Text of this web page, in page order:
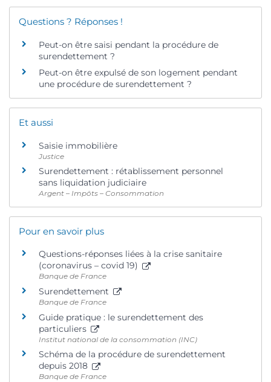
Questions ? Réponses !
Peut-on être saisi pendant la procédure de
surendettement ?
Peut-on être expulsé de son logement pendant
une procédure de surendettement ?
Et aussi
Saisie immobilière
Justice
Surendettement : rétablissement personnel
sans liquidation judiciaire
Argent – Impôts – Consommation
Pour en savoir plus
Questions-réponses liées à la crise sanitaire
(coronavirus – covid 19)
Banque de France
Surendettement
Banque de France
Guide pratique : le surendettement des
particuliers
Institut national de la consommation (INC)
Schéma de la procédure de surendettement
depuis 2018
Banque de France